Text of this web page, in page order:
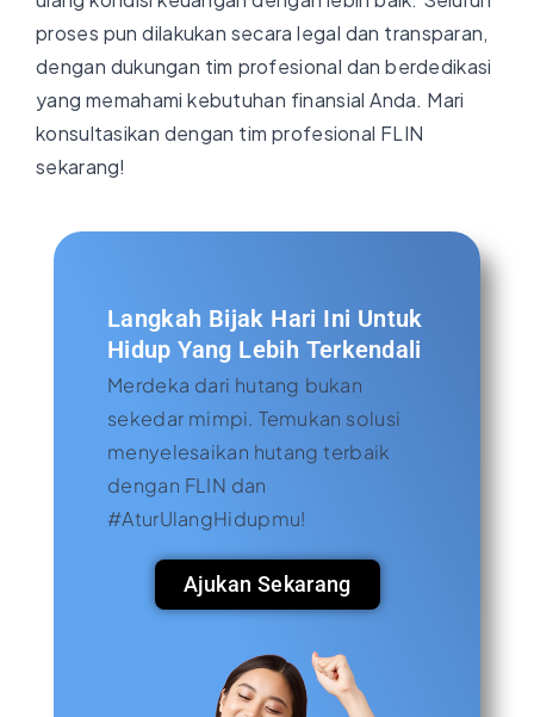
proses pun dilakukan secara legal dan transparan,
dengan dukungan tim profesional dan berdedikasi
yang memahami kebutuhan finansial Anda. Mari
konsultasikan dengan tim profesional FLIN
sekarang!
Langkah Bijak Hari Ini Untuk
Hidup Yang Lebih Terkendali
Merdeka dari hutang bukan
sekedar mimpi. Temukan solusi
menyelesaikan hutang terbaik
dengan FLIN dan
#AturUlangHidupmu!
Ajukan Sekarang